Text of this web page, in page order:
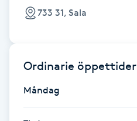
Fotsvamp
Fotvård
Fransborttagning
733 31, Sala
Ordinarie öppettider
Måndag